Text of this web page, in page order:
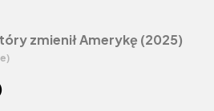
zmienił Amerykę (2025)